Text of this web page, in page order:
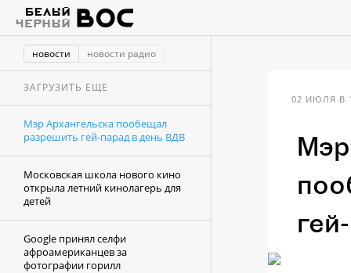
новости новости радио
ЗАГРУЗИТЬ ЕЩЕ
Мэр Архангельска пообещал
разрешить гей-парад в день ВДВ
Московская школа нового кино
открыла летний кинолагерь для
детей
Google принял селфи
афроамериканцев за
фотографии горилл
02 ИЮЛЯ В